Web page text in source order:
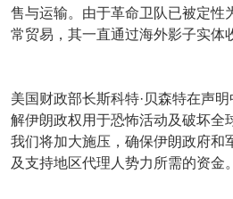
售与运输。由于革命卫队已被定性
常贸易，其一直通过海外影子实体
美国财政部长斯科特·贝森特在声
解伊朗政权用于恐怖活动及破坏全
我们将加大施压，确保伊朗政府和
及支持地区代理人势力所需的资金